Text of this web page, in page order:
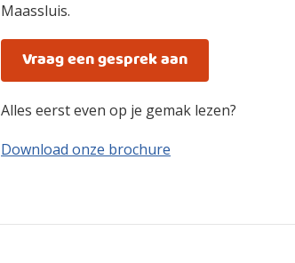
Maassluis.
Vraag een gesprek aan
Alles eerst even op je gemak lezen?
Download onze brochure